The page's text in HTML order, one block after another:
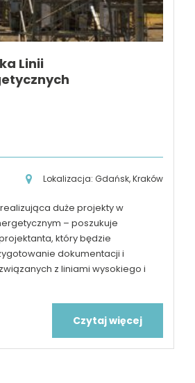
Linii
Lokalizacja: Gdańsk, Kraków
duże projekty w
– poszukuje
który będzie
dokumentacji i
z liniami wysokiego i
Czytaj więcej